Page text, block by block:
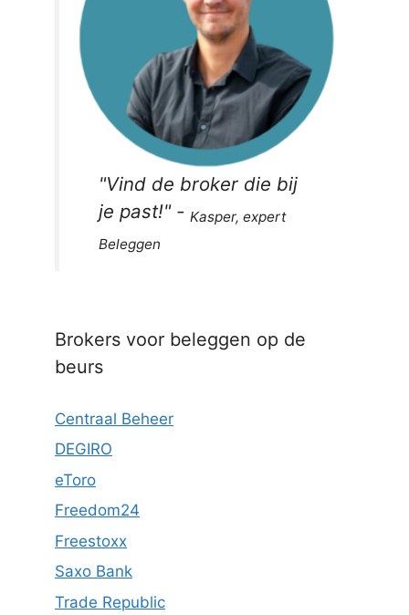
"Vind de broker die bij
je past!" - Kasper, expert
Beleggen
Brokers voor beleggen op de
beurs
Centraal Beheer
DEGIRO
eToro
Freedom24
Freestoxx
Saxo Bank
Trade Republic